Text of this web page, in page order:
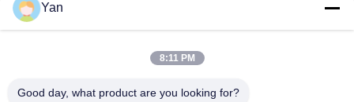
Yan
8:11 PM
Good day, what product are you looking for?